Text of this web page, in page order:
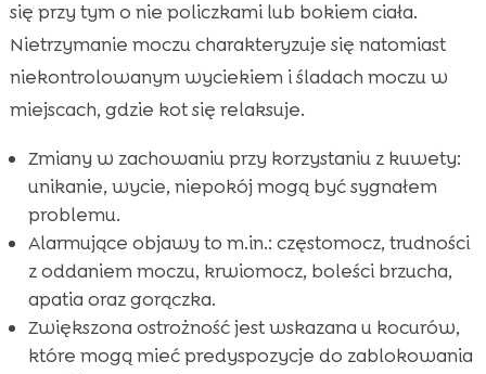
się przy tym o nie policzkami lub bokiem ciała.
Nietrzymanie moczu charakteryzuje się natomiast
niekontrolowanym wyciekiem i śladach moczu w
miejscach, gdzie kot się relaksuje.
Zmiany w zachowaniu przy korzystaniu z kuwety:
unikanie, wycie, niepokój mogą być sygnałem
problemu.
Alarmujące objawy to m.in.: częstomocz, trudności
z oddaniem moczu, krwiomocz, boleści brzucha,
apatia oraz gorączka.
Zwiększona ostrożność jest wskazana u kocurów,
które mogą mieć predyspozycje do zablokowania